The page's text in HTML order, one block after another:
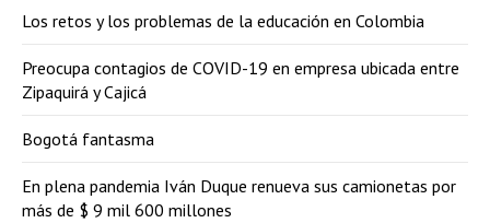
Los retos y los problemas de la educación en Colombia
Preocupa contagios de COVID-19 en empresa ubicada entre
Zipaquirá y Cajicá
Bogotá fantasma
En plena pandemia Iván Duque renueva sus camionetas por
más de $ 9 mil 600 millones